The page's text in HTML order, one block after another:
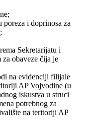
i doprinosa za
Sekretarijatu i
obaveze čija je
na evidenciji filijale
AP Vojvodine (u
iskustva u struci
potrebnog za
na teritoriji AP